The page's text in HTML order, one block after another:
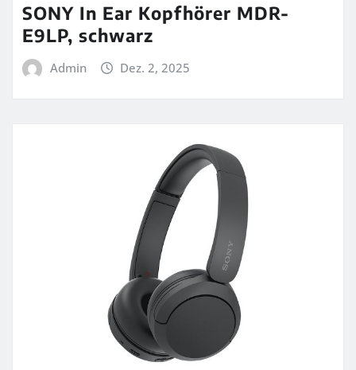
SONY In Ear Kopfhörer MDR-
E9LP, schwarz
Admin Dez. 2, 2025